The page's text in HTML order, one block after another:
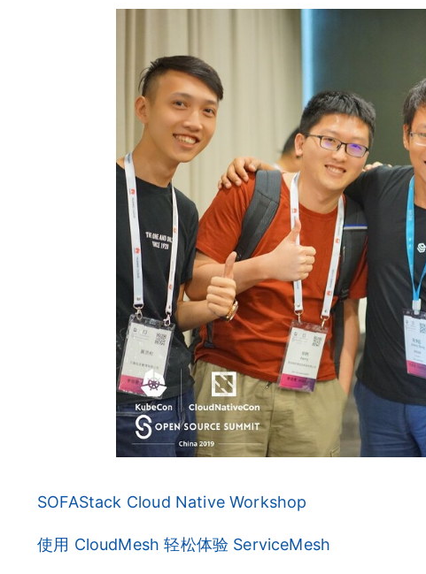
SOFAStack Cloud Native Workshop
使用 CloudMesh 轻松体验 ServiceMesh